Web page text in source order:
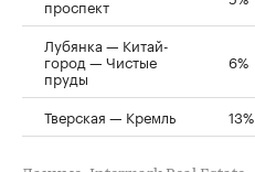
проспект
Лубянка — Китай-
город — Чистые
пруды
6%
Тверская — Кремль 13%